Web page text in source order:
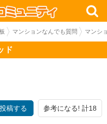
マンションなんでも質問 マンシ
ド
投稿する 参考になる! 計18